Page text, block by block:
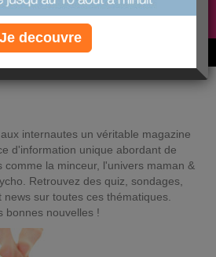
préfère le régime gratuit
et réappris à manger avec nous
internautes un véritable magazine
d'information unique abordant de
comme la minceur, l'univers maman &
Retrouvez des quiz, sondages,
sur toutes ces thématiques.
bonnes nouvelles !
Je decouvre